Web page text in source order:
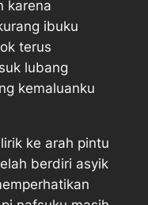
karena
ibuku
terus
lubang
kemaluanku
ke arah pintu
berdiri asyik